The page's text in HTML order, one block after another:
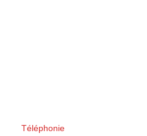
Téléphonie